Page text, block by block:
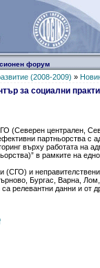
форум
(2008-2009) »
за социални
(Северен централен,
партньорства с
върху работата на
в рамките на
(СГО) и
Бургас, Варна, Лом,
релевантни данни и от